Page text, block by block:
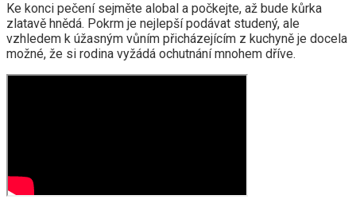
Ke konci pečení sejměte alobal a počkejte, až bude kůrka
zlatavě hnědá. Pokrm je nejlepší podávat studený, ale
vzhledem k úžasným vůním přicházejícím z kuchyně je docela
možné, že si rodina vyžádá ochutnání mnohem dříve.